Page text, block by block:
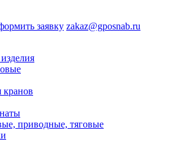
заявку zakaz@gposnab.ru
кранов
приводные, тяговые